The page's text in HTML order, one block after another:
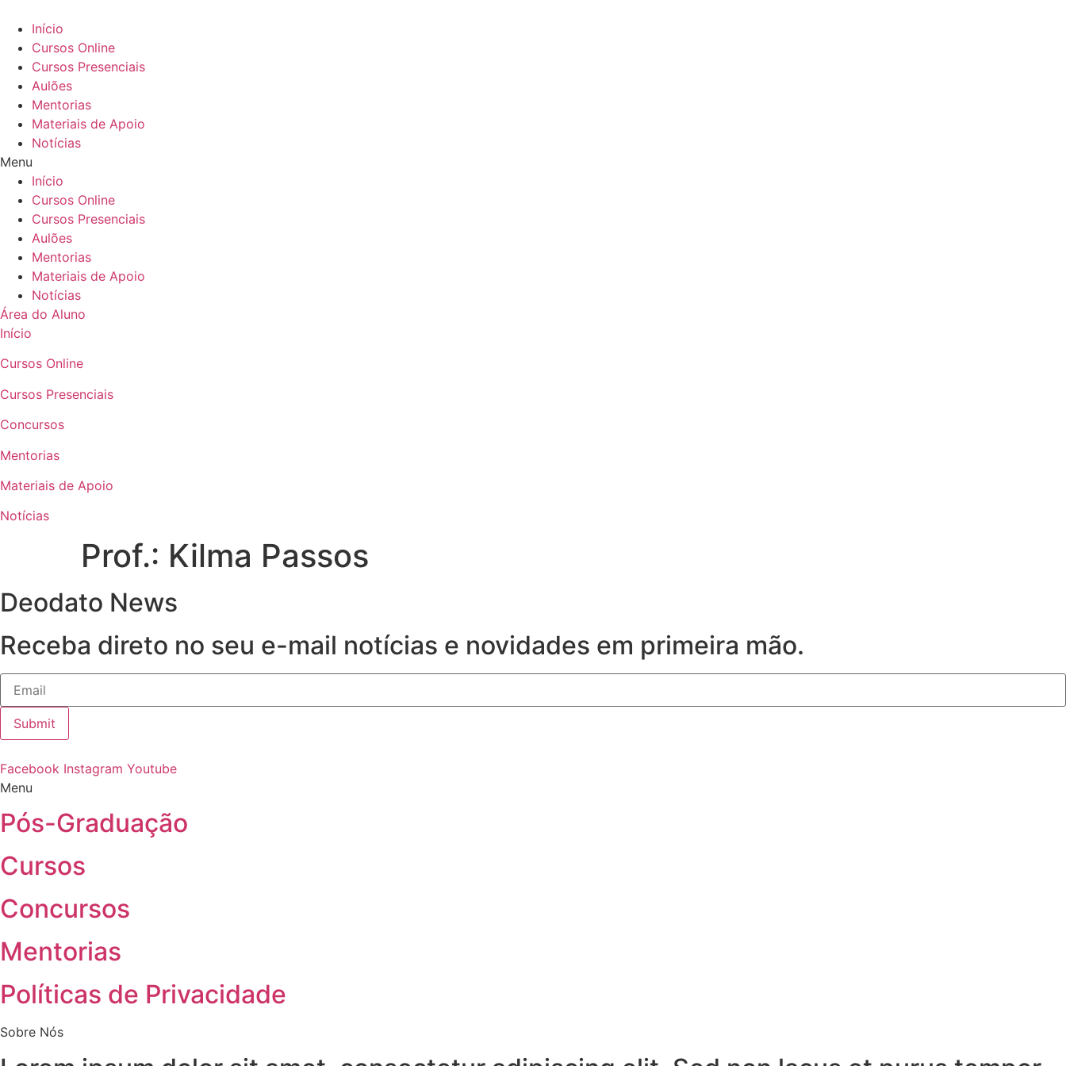
para
conteúdo
Início
Cursos Online
Cursos Presenciais
Aulões
Mentorias
Materiais de Apoio
Notícias
Menu
Início
Cursos Online
Cursos Presenciais
Aulões
Mentorias
Materiais de Apoio
Notícias
Área do Aluno
Início
Cursos Online
Cursos Presenciais
Concursos
Mentorias
Materiais de Apoio
Notícias
Prof.: Kilma Passos
Deodato News
Receba direto no seu e-mail notícias e novidades em primeira mão.
Submit
Facebook Instagram Youtube
Menu
Pós-Graduação
Cursos
Concursos
Mentorias
Políticas de Privacidade
Sobre Nós